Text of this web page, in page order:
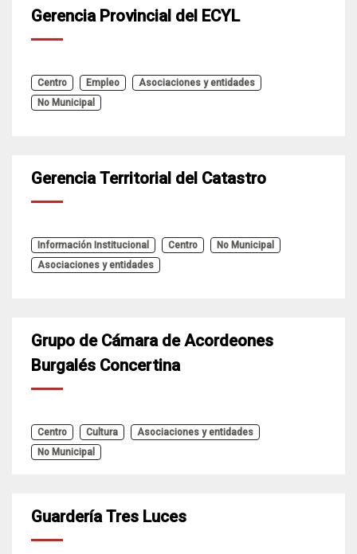
Gerencia Provincial del ECYL
Centro Empleo
Asociaciones y entidades
No Municipal
Gerencia Territorial del Catastro
Información Institucional Centro
No Municipal
Asociaciones y entidades
Grupo de Cámara de Acordeones
Burgalés Concertina
Centro Cultura
Asociaciones y entidades
No Municipal
Guardería Tres Luces